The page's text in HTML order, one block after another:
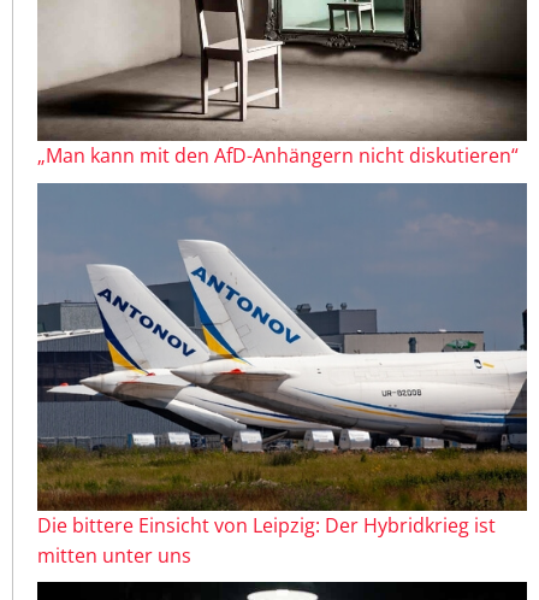
„Man kann mit den AfD-Anhängern nicht diskutieren“
Die bittere Einsicht von Leipzig: Der Hybridkrieg ist
mitten unter uns